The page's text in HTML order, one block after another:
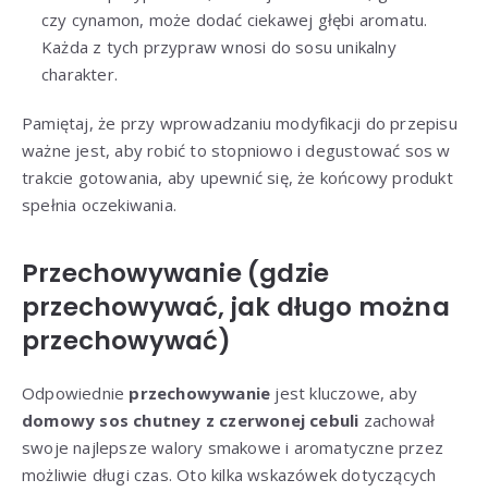
czy cynamon, może dodać ciekawej głębi aromatu.
Każda z tych przypraw wnosi do sosu unikalny
charakter.
Pamiętaj, że przy wprowadzaniu modyfikacji do przepisu
ważne jest, aby robić to stopniowo i degustować sos w
trakcie gotowania, aby upewnić się, że końcowy produkt
spełnia oczekiwania.
Przechowywanie (gdzie
przechowywać, jak długo można
przechowywać)
Odpowiednie przechowywanie jest kluczowe, aby
domowy sos chutney z czerwonej cebuli zachował
swoje najlepsze walory smakowe i aromatyczne przez
możliwie długi czas. Oto kilka wskazówek dotyczących